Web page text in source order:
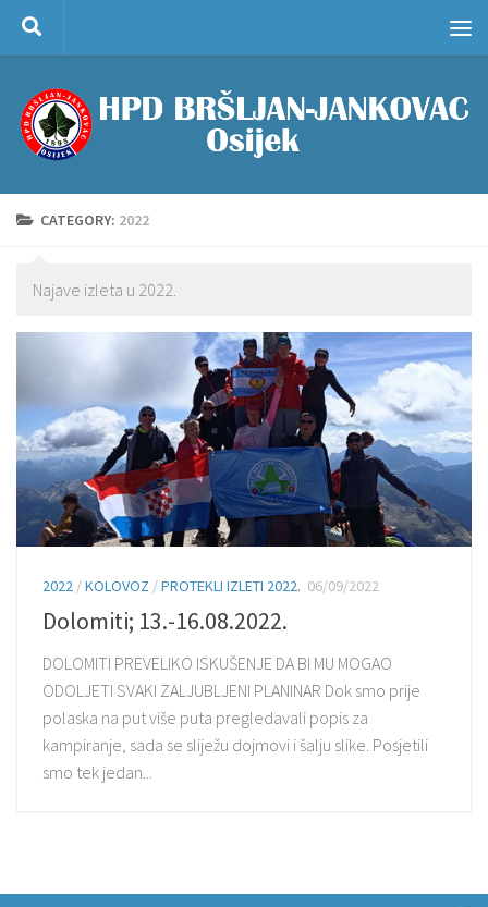
Skip to content
CATEGORY: 2022
Najave izleta u 2022.
2022 /KOLOVOZ /PROTEKLI IZLETI 2022. 06/09/2022
Dolomiti; 13.-16.08.2022.
DOLOMITI PREVELIKO ISKUŠENJE DA BI MU MOGAO
ODOLJETI SVAKI ZALJUBLJENI PLANINAR Dok smo prije
polaska na put više puta pregledavali popis za
kampiranje, sada se sliježu dojmovi i šalju slike. Posjetili
smo tek jedan...